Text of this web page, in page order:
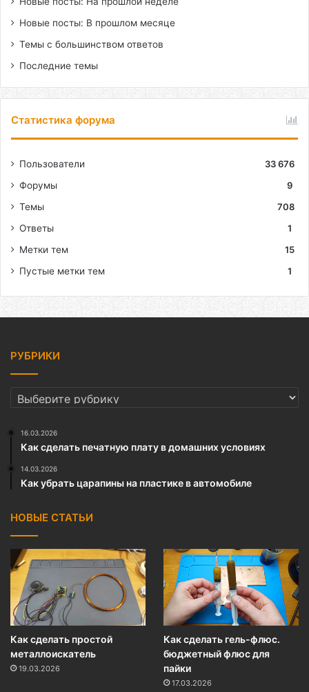
Новые посты: В прошлом месяце
Темы с большинством ответов
Последние темы
Статистика форума
Пользователи
33 676
Форумы
9
Темы
708
Ответы
1
Метки тем
15
Пустые метки тем
1
РУБРИКИ
РУБРИКИ
16.03.2026
Как сделать печатную плату в домашних условиях
14.03.2026
Как убрать царапины на пластике в автомобиле
НОВЫЕ СТАТЬИ
Как сделать простой
металлоискатель
19.03.2026
Как сделать гель-флюс.
бюджетный флюс для
пайки
17.03.2026